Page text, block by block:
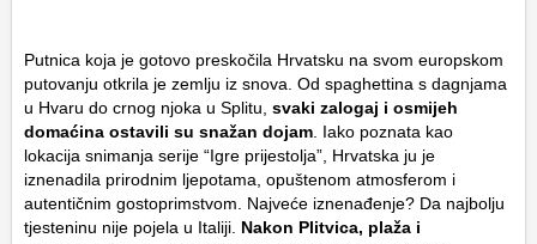
Putnica koja je gotovo preskočila Hrvatsku na svom europskom
putovanju otkrila je zemlju iz snova. Od spaghettina s dagnjama
u Hvaru do crnog njoka u Splitu, svaki zalogaj i osmijeh
domaćina ostavili su snažan dojam . Iako poznata kao
lokacija snimanja serije “Igre prijestolja”, Hrvatska ju je
iznenadila prirodnim ljepotama, opuštenom atmosferom i
autentičnim gostoprimstvom. Najveće iznenađenje? Da najbolju
tjesteninu nije pojela u Italiji. Nakon Plitvica, plaža i